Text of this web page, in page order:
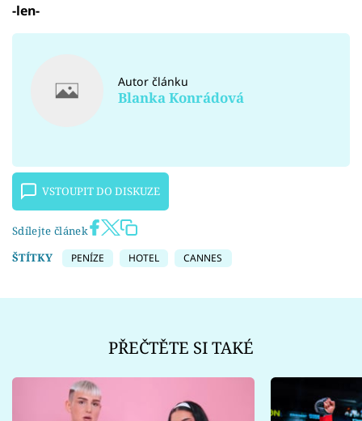
-len-
Autor článku
Blanka Konrádová
VSTOUPIT DO DISKUZE
Sdílejte článek
ŠTÍTKY
PENÍZE HOTEL CANNES
PŘEČTĚTE SI TAKÉ